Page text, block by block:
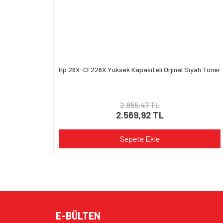
Hp 26X-CF226X Yüksek Kapasiteli Orjinal Siyah Toner
2.855,47 TL
2.569,92 TL
Sepete Ekle
E-BÜLTEN